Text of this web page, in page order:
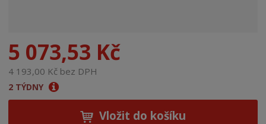
5 073,53 Kč
4 193,00 Kč bez DPH
2 TÝDNY
Vložit do košíku